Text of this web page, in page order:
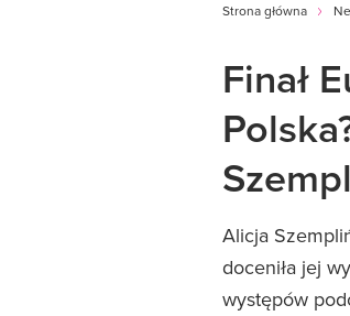
Strona główna
Finał
Alicja
doceniła jej
występów